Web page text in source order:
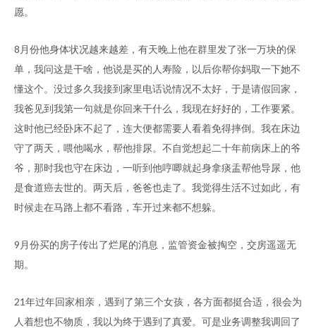
愿。
8月份他身体状况越来越差，有天晚上他在群里发了张一万块的保
单，我问这是干啥，他说是买的人寿险，以后你帮你妈取一下她不
懂这个。没过多久我接到家里电话说情况不太好，于是请假回家，
我爸见到我第一句就是你回来干什么，我现在好好的，工作要紧。
这时他已经卧床不起了，连大便都需要人看着免得摔倒。我在床边
守了两天，喂他喝水，帮他排尿。不自觉想起二十年前病床上的爷
爷，那时我也守在床边，一听到他哼唧就起身拿痰盂帮他导尿，他
是食道癌去世的。两天后，爸爸也走了。我觉得生活不过如此，有
时候走在马路上都不看路，车开过来都不想躲。
9月份买的房子传出了烂尾的消息，监管资金被掏空，交房遥遥无
期。
21年过年回家相亲，遇到了第三个女孩，各方面都挺合适，很会为
人着想也不物质，我以为终于遇到了真爱。可是业务调整我调回了